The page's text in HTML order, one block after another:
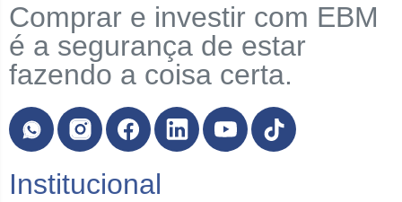
Comprar e investir com EBM
é a segurança de estar
fazendo a coisa certa.
Institucional